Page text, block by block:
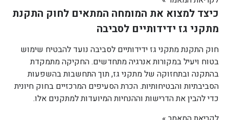
כיצד למצוא את המומחה המתאים לחוק התקנת
מתקני גז ידידותיים לסביבה
חוק התקנת מתקני גז ידידותיים לסביבה נועד להבטיח שימוש
בטוח ויעיל במקורות אנרגיה מתחדשים. החקיקה מתמקדת
בהתקנה ובתחזוקה של מתקני גז, תוך התחשבות בהשפעות
הסביבתיות והבטיחותיות. הכרת הסעיפים המרכזיים בחוק חיונית
כדי להבין את הדרישות וההנחיות המיועדות למתקנים אלו.